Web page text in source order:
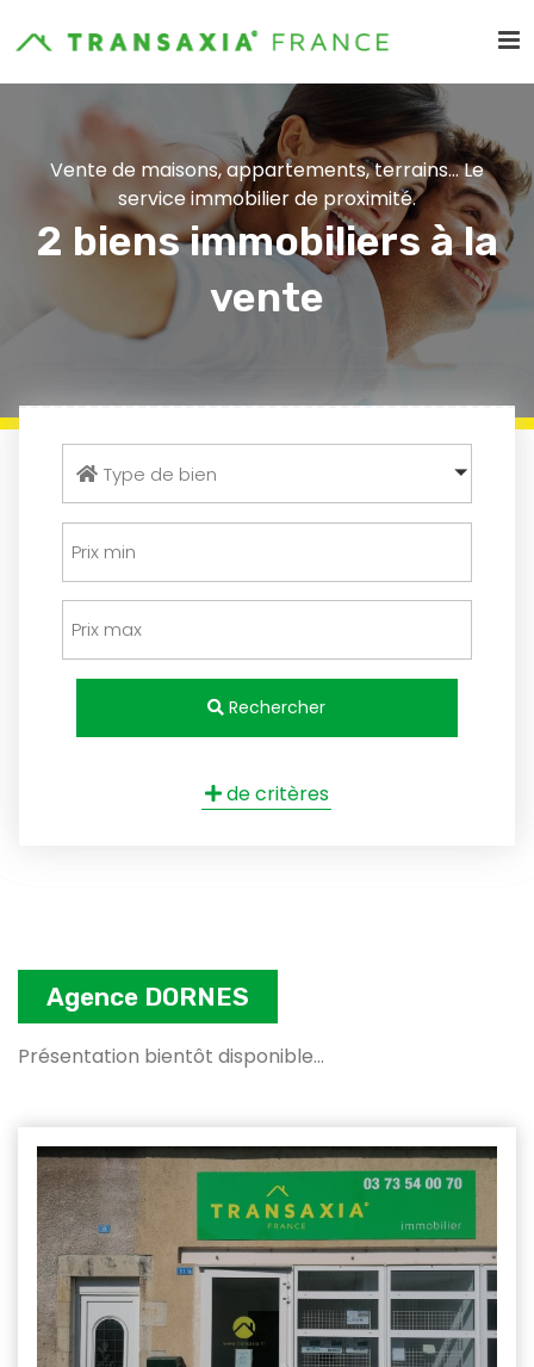
Vente de maisons, appartements, terrains... Le
service immobilier de proximité.
2 biens immobiliers à la
vente
Type de bien
Rechercher
de critères
Agence DORNES
Présentation bientôt disponible...